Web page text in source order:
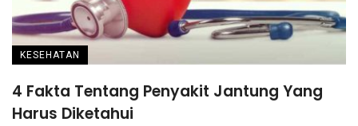
KESEHATAN
4 Fakta Tentang Penyakit Jantung Yang
Harus Diketahui